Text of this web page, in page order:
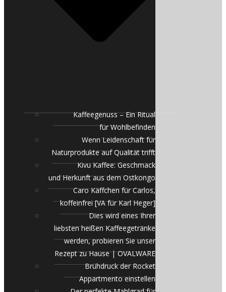
Kaffeegenuss – Ein Ritual
für Wohlbefinden
Wenn Leidenschaft für
Naturprodukte auf Qualität trifft
Kivu Kaffee: Geschmack
und Herkunft aus dem Ostkongo
Caro Käffchen für Carlos,
koffeinfrei [VA für Karl Heger]
Dies wird eines Ihrer
liebsten heißen Kaffeegetränke
werden, probieren Sie unser
Rezept zu Hause | OVALWARE
Brühdruck der Rocket
Appartmento einstellen